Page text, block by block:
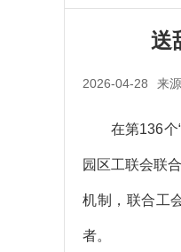
送
2026-04-28 来
在第136个“
园区工联会联
机制，联合工
者。